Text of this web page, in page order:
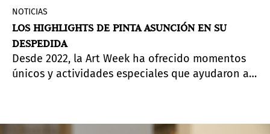
NOTICIAS
LOS HIGHLIGHTS DE PINTA ASUNCIÓN EN SU
DESPEDIDA
Desde 2022, la Art Week ha ofrecido momentos
únicos y actividades especiales que ayudaron a